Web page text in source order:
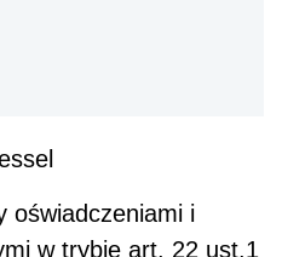
oświadczeniami i
w trybie art. 22 ust.1